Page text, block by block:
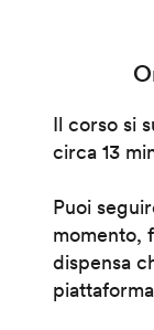
Il corso si
circa 13
Puoi
momento,
dispensa